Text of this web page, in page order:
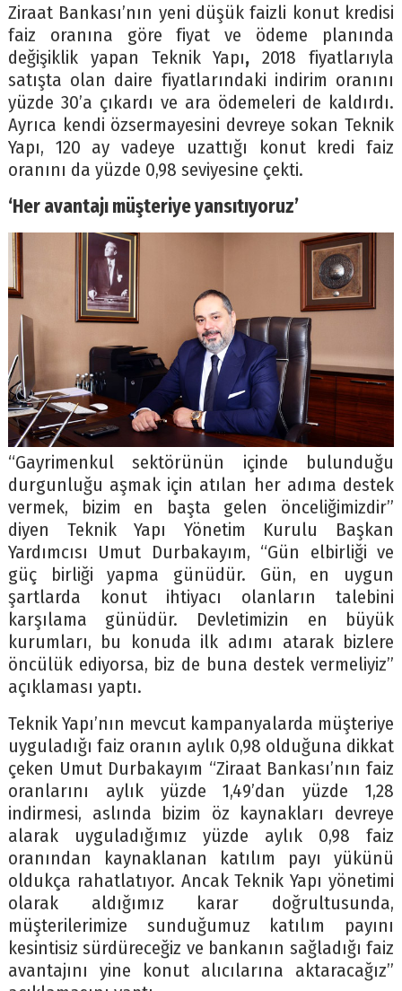
Ziraat Bankası’nın yeni düşük faizli konut kredisi
faiz oranına göre fiyat ve ödeme planında
değişiklik yapan Teknik Yapı, 2018 fiyatlarıyla
satışta olan daire fiyatlarındaki indirim oranını
yüzde 30’a çıkardı ve ara ödemeleri de kaldırdı.
Ayrıca kendi özsermayesini devreye sokan Teknik
Yapı, 120 ay vadeye uzattığı konut kredi faiz
oranını da yüzde 0,98 seviyesine çekti.
‘Her avantajı müşteriye yansıtıyoruz’
“Gayrimenkul sektörünün içinde bulunduğu
durgunluğu aşmak için atılan her adıma destek
vermek, bizim en başta gelen önceliğimizdir”
diyen Teknik Yapı Yönetim Kurulu Başkan
Yardımcısı Umut Durbakayım, “Gün elbirliği ve
güç birliği yapma günüdür. Gün, en uygun
şartlarda konut ihtiyacı olanların talebini
karşılama günüdür. Devletimizin en büyük
kurumları, bu konuda ilk adımı atarak bizlere
öncülük ediyorsa, biz de buna destek vermeliyiz”
açıklaması yaptı.
Teknik Yapı’nın mevcut kampanyalarda müşteriye
uyguladığı faiz oranın aylık 0,98 olduğuna dikkat
çeken Umut Durbakayım “Ziraat Bankası’nın faiz
oranlarını aylık yüzde 1,49’dan yüzde 1,28
indirmesi, aslında bizim öz kaynakları devreye
alarak uyguladığımız yüzde aylık 0,98 faiz
oranından kaynaklanan katılım payı yükünü
oldukça rahatlatıyor. Ancak Teknik Yapı yönetimi
olarak aldığımız karar doğrultusunda,
müşterilerimize sunduğumuz katılım payını
kesintisiz sürdüreceğiz ve bankanın sağladığı faiz
avantajını yine konut alıcılarına aktaracağız”